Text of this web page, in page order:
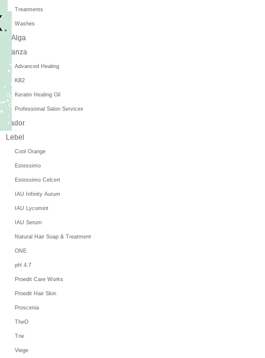
Treatments
Washes
L'Alga
L'anza
Advanced Healing
KB2
Keratin Healing Oil
Professional Salon Services
Lador
Lebel
Cool Orange
Estessimo
Estessimo Celcert
IAU Infinity Aurum
IAU Lycomint
IAU Serum
Natural Hair Soap & Treatment
ONE
pH 4.7
Proedit Care Works
Proedit Hair Skin
Proscenia
TheO
Trie
Viege